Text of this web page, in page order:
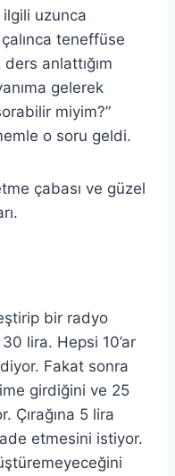
ilgili uzunca
teneffüse
ders anlattığım
gelerek
miyim?”
o soru geldi.
çabası ve güzel
bir radyo
lira. Hepsi 10’ar
Fakat sonra
girdiğini ve 25
Çırağına 5 lira
etmesini istiyor.